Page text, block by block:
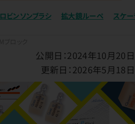
ロビンソンブラシ 拡大鏡ルーペ スケ
公開日：2024年10月20日
更新日：2026年5月18日